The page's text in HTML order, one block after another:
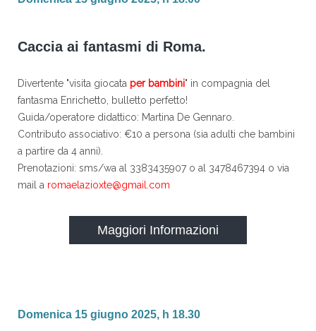
Caccia ai fantasmi di Roma.
Divertente "visita giocata per bambini" in compagnia del
fantasma Enrichetto, bulletto perfetto!
Guida/operatore didattico: Martina De Gennaro.
Contributo associativo: €10 a persona (sia adulti che bambini
a partire da 4 anni).
Prenotazioni: sms/wa al 3383435907 o al 3478467394 o via
mail a romaelazioxte@gmail.com
Maggiori Informazioni
Domenica 15 giugno 2025, h 18.30